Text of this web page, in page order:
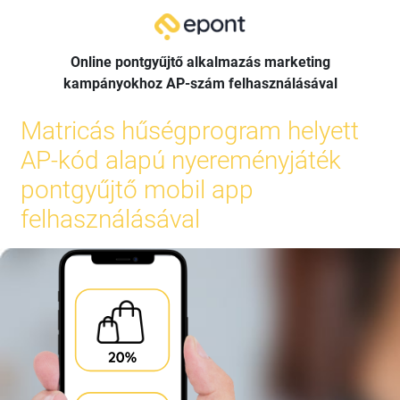
Online pontgyűjtő alkalmazás marketing
kampányokhoz AP-szám felhasználásával
Matricás hűségprogram helyett
AP-kód alapú nyereményjáték
pontgyűjtő mobil app
felhasználásával